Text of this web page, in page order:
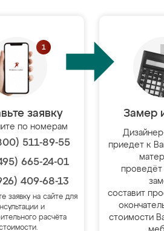
заявку
по номерам
511-89-55
665-24-01
409-68-13
заявку на сайте для
и
расчёта
Замер
приедет к
проведёт
составит
стоимости